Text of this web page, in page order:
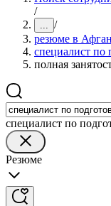
/
... /
резюме в
специалист по
полная
специалист по
Резюме